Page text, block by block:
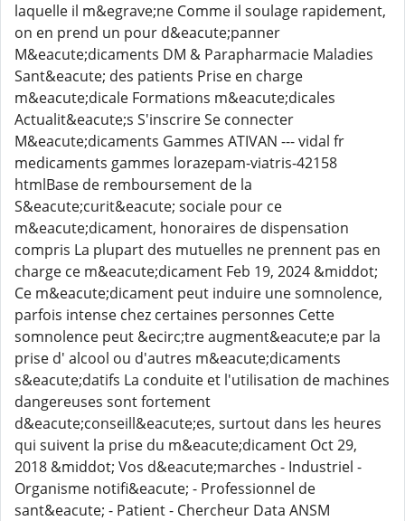
laquelle il m&egrave;ne Comme il soulage rapidement,
on en prend un pour d&eacute;panner
M&eacute;dicaments DM & Parapharmacie Maladies
Sant&eacute; des patients Prise en charge
m&eacute;dicale Formations m&eacute;dicales
Actualit&eacute;s S'inscrire Se connecter
M&eacute;dicaments Gammes ATIVAN --- vidal fr
medicaments gammes lorazepam-viatris-42158
htmlBase de remboursement de la
S&eacute;curit&eacute; sociale pour ce
m&eacute;dicament, honoraires de dispensation
compris La plupart des mutuelles ne prennent pas en
charge ce m&eacute;dicament Feb 19, 2024 &middot;
Ce m&eacute;dicament peut induire une somnolence,
parfois intense chez certaines personnes Cette
somnolence peut &ecirc;tre augment&eacute;e par la
prise d' alcool ou d'autres m&eacute;dicaments
s&eacute;datifs La conduite et l'utilisation de machines
dangereuses sont fortement
d&eacute;conseill&eacute;es, surtout dans les heures
qui suivent la prise du m&eacute;dicament Oct 29,
2018 &middot; Vos d&eacute;marches - Industriel -
Organisme notifi&eacute; - Professionnel de
sant&eacute; - Patient - Chercheur Data ANSM